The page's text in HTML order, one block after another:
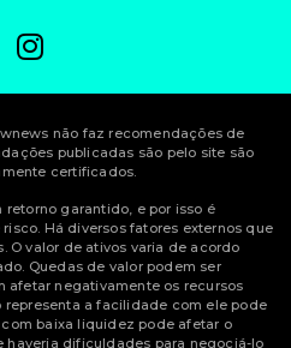
não faz recomendações de
publicadas são pelo site são
certificados.
retorno garantido, e por isso é
Há diversos fatores externos que
O valor de ativos varia de acordo
Quedas de valor podem ser
afetar negativamente os recursos
a facilidade com ele pode
baixa liquidez pode afetar o
haveria dificuldades para negociá-lo